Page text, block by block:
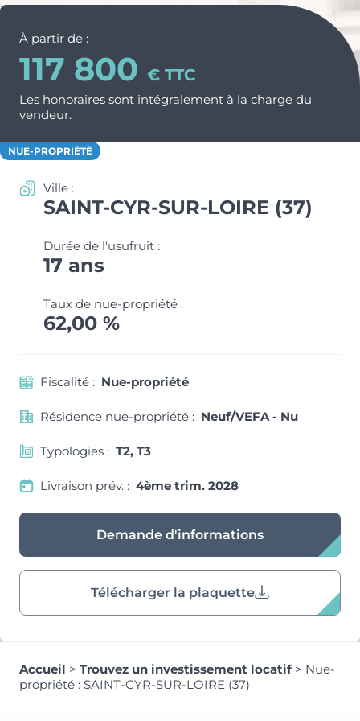
Déficit Foncier
LLI
Nos métiers et nos valeurs
Chiffres clés de l’entreprise
Politique RH
Recrutement
CONTACT
ESPACE PARTENAIRES
À partir de :
117 800 € TTC
Les honoraires sont intégralement à la charge du
vendeur.
NUE-PROPRIÉTÉ
Ville :
SAINT-CYR-SUR-LOIRE (37)
Durée de l'usufruit :
17 ans
Taux de nue-propriété :
62,00 %
Fiscalité : Nue-propriété
Résidence nue-propriété : Neuf/VEFA - Nu
Typologies : T2, T3
Livraison prév. : 4ème trim. 2028
Demande d'informations
Télécharger la plaquette
Accueil > Trouvez un investissement locatif > Nue-
propriété : SAINT-CYR-SUR-LOIRE (37)